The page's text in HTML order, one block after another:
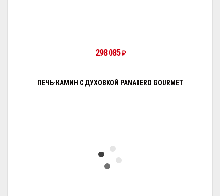
298 085₽
ПЕЧЬ-КАМИН С ДУХОВКОЙ PANADERO GOURMET